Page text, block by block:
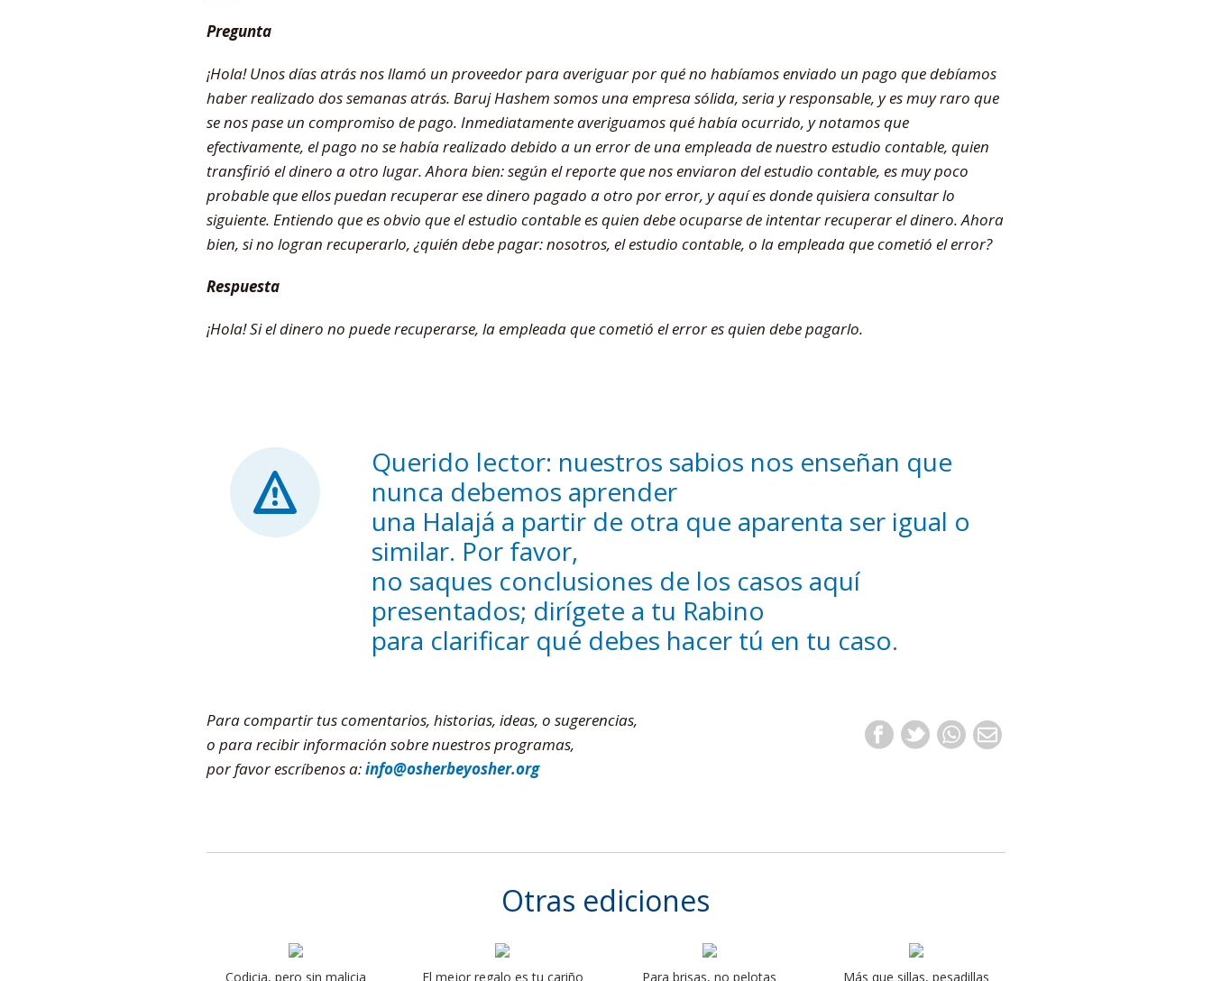
Pregunta
¡Hola! Unos días atrás nos llamó un proveedor para averiguar por qué no habíamos enviado un pago que debíamos
haber realizado dos semanas atrás. Baruj Hashem somos una empresa sólida, seria y responsable, y es muy raro que
se nos pase un compromiso de pago. Inmediatamente averiguamos qué había ocurrido, y notamos que
efectivamente, el pago no se había realizado debido a un error de una empleada de nuestro estudio contable, quien
transfirió el dinero a otro lugar. Ahora bien: según el reporte que nos enviaron del estudio contable, es muy poco
probable que ellos puedan recuperar ese dinero pagado a otro por error, y aquí es donde quisiera consultar lo
siguiente. Entiendo que es obvio que el estudio contable es quien debe ocuparse de intentar recuperar el dinero. Ahora
bien, si no logran recuperarlo, ¿quién debe pagar: nosotros, el estudio contable, o la empleada que cometió el error?
Respuesta
¡Hola! Si el dinero no puede recuperarse, la empleada que cometió el error es quien debe pagarlo.
Querido lector: nuestros sabios nos enseñan que
nunca debemos aprender
una Halajá a partir de otra que aparenta ser igual o
similar. Por favor,
no saques conclusiones de los casos aquí
presentados; dirígete a tu Rabino
para clarificar qué debes hacer tú en tu caso.
Para compartir tus comentarios, historias, ideas, o sugerencias,
o para recibir información sobre nuestros programas,
por favor escríbenos a:info@osherbeyosher.org
Otras ediciones
Codicia, pero sin malicia El mejor regalo es tu cariño Para brisas, no pelotas Más que sillas, pesadillas